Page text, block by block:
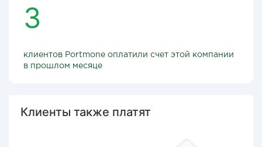
3
клиентов Portmone оплатили счет этой компании
в прошлом месяце
Клиенты также платят